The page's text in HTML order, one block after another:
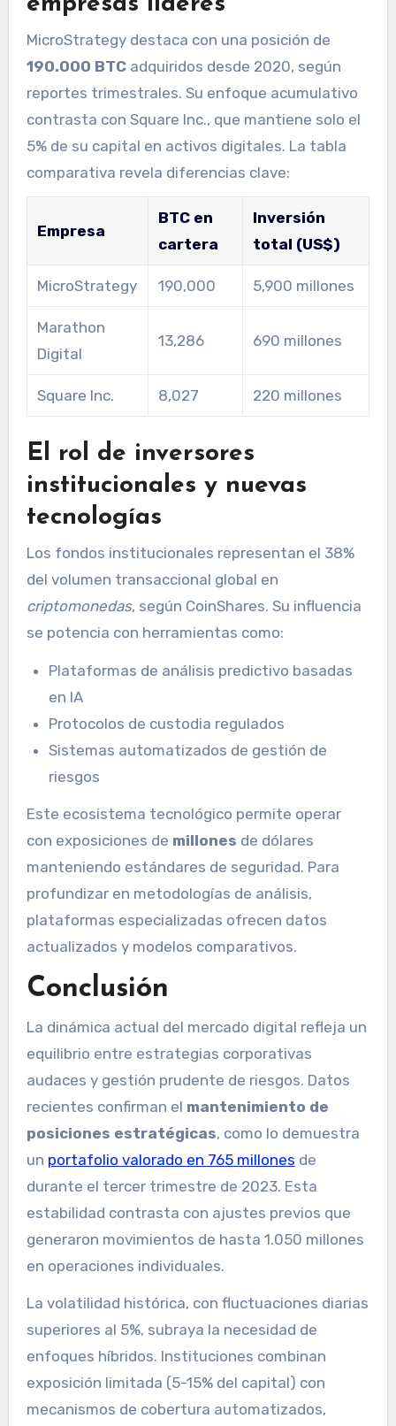
MicroStrategy destaca con una posición de
190.000 BTCadquiridos desde 2020, según
reportes trimestrales. Su enfoque acumulativo
contrasta con Square Inc., que mantiene solo el
5% de su capital en activos digitales. La tabla
comparativa revela diferencias clave:
Empresa
BTC en
cartera
Inversión
total (US$)
MicroStrategy 190,000 5,900 millones
Marathon
Digital
13,286 690 millones
Square Inc. 8,027 220 millones
El rol de inversores
institucionales y nuevas
tecnologías
Los fondos institucionales representan el 38%
del volumen transaccional global en
criptomonedas, según CoinShares. Su influencia
se potencia con herramientas como:
Plataformas de análisis predictivo basadas
en IA
Protocolos de custodia regulados
Sistemas automatizados de gestión de
riesgos
Este ecosistema tecnológico permite operar
con exposiciones de millones de dólares
manteniendo estándares de seguridad. Para
profundizar en metodologías de análisis,
plataformas especializadas ofrecen datos
actualizados y modelos comparativos.
Conclusión
La dinámica actual del mercado digital refleja un
equilibrio entre estrategias corporativas
audaces y gestión prudente de riesgos. Datos
recientes confirman el mantenimiento de
posiciones estratégicas, como lo demuestra
un portafolio valorado en 765 millones de
durante el tercer trimestre de 2023. Esta
estabilidad contrasta con ajustes previos que
generaron movimientos de hasta 1.050 millones
en operaciones individuales.
La volatilidad histórica, con fluctuaciones diarias
superiores al 5%, subraya la necesidad de
enfoques híbridos. Instituciones combinan
exposición limitada (5-15% del capital) con
mecanismos de cobertura automatizados,